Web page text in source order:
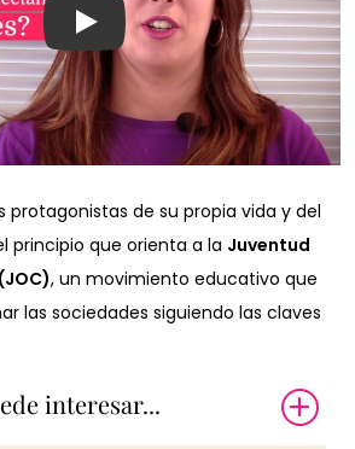
Ver video
protagonistas de su propia vida y del
principio que orienta a la Juventud
, un movimiento educativo que
las sociedades siguiendo las claves
interesar...